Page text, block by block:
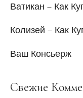
Ватикан – Как
Колизей – Как
Ваш Консьерж
Свежие